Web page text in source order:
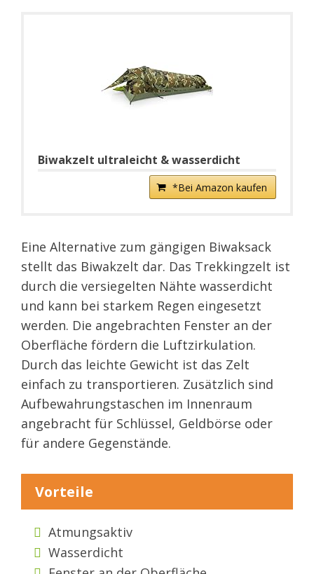
Biwakzelt ultraleicht & wasserdicht
*Bei Amazon kaufen
Eine Alternative zum gängigen Biwaksack
stellt das Biwakzelt dar. Das Trekkingzelt ist
durch die versiegelten Nähte wasserdicht
und kann bei starkem Regen eingesetzt
werden. Die angebrachten Fenster an der
Oberfläche fördern die Luftzirkulation.
Durch das leichte Gewicht ist das Zelt
einfach zu transportieren. Zusätzlich sind
Aufbewahrungstaschen im Innenraum
angebracht für Schlüssel, Geldbörse oder
für andere Gegenstände.
Vorteile
Atmungsaktiv
Wasserdicht